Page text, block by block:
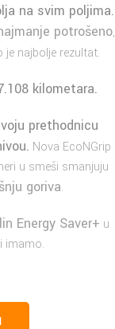
na svim poljima.
potrošeno,
je najbolje rezultat.
kilometara.
prethodnicu
Nova EcoNGrip
u smeši smanjuju
goriva.
Energy Saver+ u
imamo.